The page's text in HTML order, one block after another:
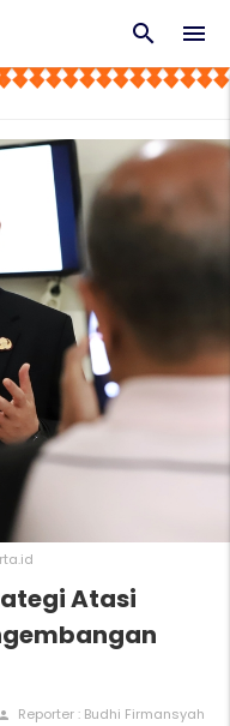
menu
search
Atasi
person
Reporter : Budhi Firmansyah